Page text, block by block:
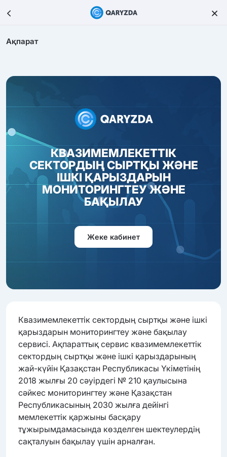
Ақпарат
КВАЗИМЕМЛЕКЕТТІК
СЕКТОРДЫҢ СЫРТҚЫ ЖӘНЕ
ІШКІ ҚАРЫЗДАРЫН
МОНИТОРИНГТЕУ ЖӘНЕ
БАҚЫЛАУ
Жеке кабинет
Квазимемлекеттік сектордың сыртқы және ішкі
қарыздарын мониторингтеу және бақылау
сервисі. Ақпараттық сервис квазимемлекеттік
сектордың сыртқы және ішкі қарыздарының
жай-күйін Қазақстан Республикасы Үкіметінің
2018 жылғы 20 сәуірдегі № 210 қаулысына
сәйкес мониторингтеу және Қазақстан
Республикасының 2030 жылға дейінгі
мемлекеттік қаржыны басқару
тұжырымдамасында көзделген шектеулердің
сақталуын бақылау үшін арналған.